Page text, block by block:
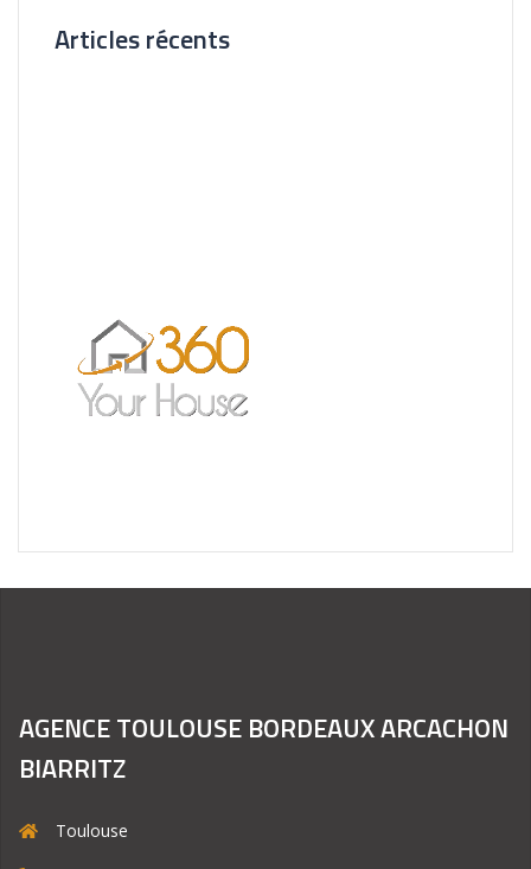
Articles récents
AGENCE TOULOUSE BORDEAUX ARCACHON
BIARRITZ
Toulouse